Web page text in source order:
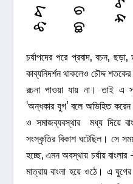
চর্যাপদের পরে প্রবাদ, বচন,
কাব্যনিদর্শন থাকলেও চৌদ্দ
রচনা পাওয়া যায় না। তাই
‘অন্ধকার যুগ’ বলে অভিহিত
ও সমাজব্যবস্থার মধ্য দিয়ে
সংস্কৃতির বিকাশ ঘটেছিল। সে
হচ্ছে, এমন অবস্থায় চর্যায়
মাত্রায় বাংলা হয়ে ওঠে। এ